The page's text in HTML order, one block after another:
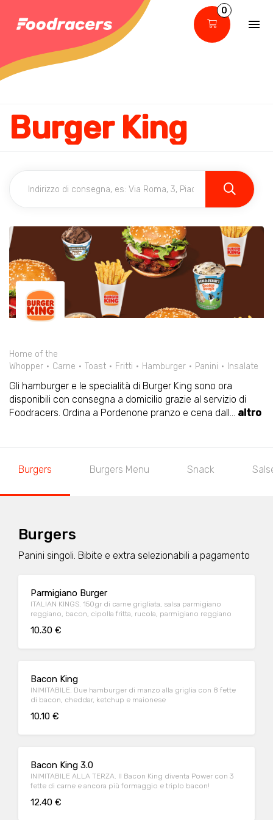
0
Burger King
Home of the
Whopper
Carne Toast Fritti Hamburger Panini Insalate
Gli hamburger e le specialità di Burger King sono ora
disponibili con consegna a domicilio grazie al servizio di
Foodracers. Ordina a Pordenone pranzo e cena dall... altro
Burgers Burgers Menu Snack
Burgers
Panini singoli. Bibite e extra selezionabili a pagamento
Parmigiano Burger
ITALIAN KINGS. 150gr di carne grigliata, salsa parmigiano
reggiano, bacon, cipolla fritta, rucola, parmigiano reggiano
10.30 €
Bacon King
INIMITABILE. Due hamburger di manzo alla griglia con 8 fette
di bacon, cheddar, ketchup e maionese
10.10 €
Bacon King 3.0
INIMITABILE ALLA TERZA. Il Bacon King diventa Power con 3
fette di carne e ancora più formaggio e triplo bacon!
12.40 €